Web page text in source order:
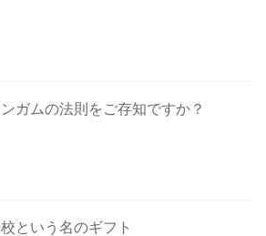
ガムの法則をご存知ですか？
という名のギフト